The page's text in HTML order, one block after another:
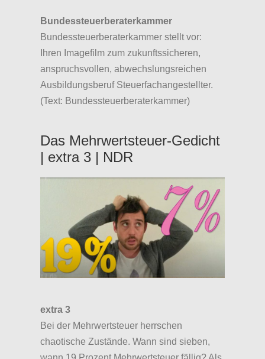
Bundessteuerberaterkammer
Bundessteuerberaterkammer stellt vor:
Ihren Imagefilm zum zukunftssicheren,
anspruchsvollen, abwechslungsreichen
Ausbildungsberuf Steuerfachangestellter.
(Text: Bundessteuerberaterkammer)
Das Mehrwertsteuer-Gedicht
| extra 3 | NDR
extra 3
Bei der Mehrwertsteuer herrschen
chaotische Zustände. Wann sind sieben,